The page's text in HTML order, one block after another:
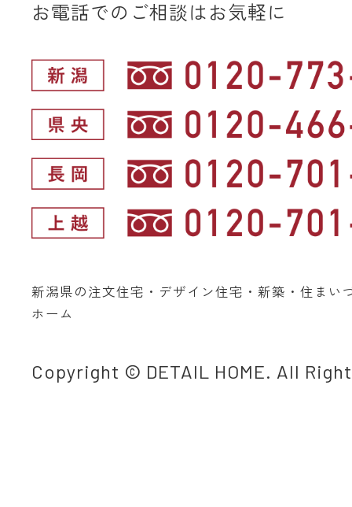
お電話でのご相談はお気軽に
新潟県の注文住宅・デザイン住宅・新築・住まい
ホーム
Copyright © DETAIL HOME. All